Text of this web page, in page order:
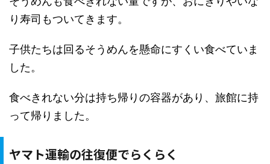
り寿司もついてきます。
子供たちは回るそうめんを懸命にすくい食べていま
した。
食べきれない分は持ち帰りの容器があり、旅館に持
って帰りました。
ヤマト運輸の往復便でらくらく